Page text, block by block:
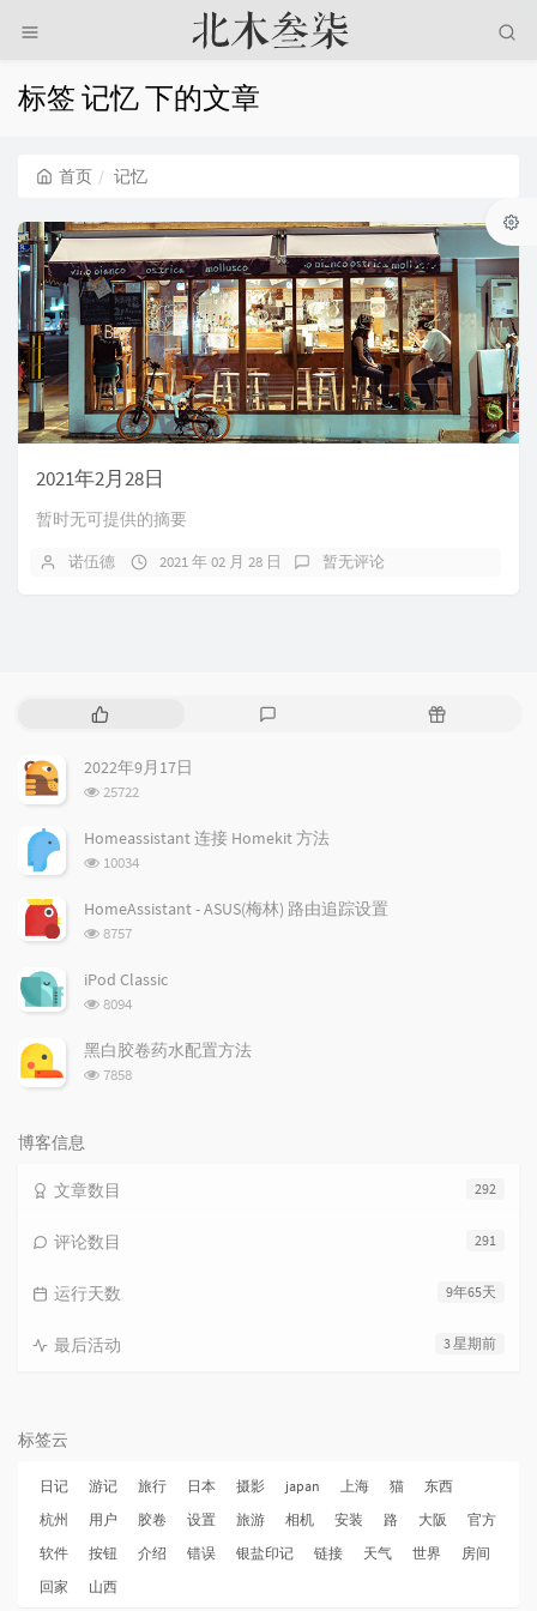
标签 记忆 下的文章
首页 记忆
2021年2月28日
暂时无可提供的摘要
诺伍德 2021 年 02 月 28 日 暂无评论
热
文
章
随
2022年9月17日
浏
次
25722
Homeassistant 连接 Homekit 方法
浏
次
10034
HomeAssistant - ASUS(梅林) 路由追踪设置
浏
次
8757
iPod Classic
浏
次
数:
8094
黑白胶卷药水配置方法
浏
7858
博客信息
292
文章数目
291
评论数目
9年65天
运行天数
3 星期前
最后活动
标签云
日记 游记 旅行 日本 摄影 japan 上海 猫
东西
杭州
用户 胶卷 设置 旅游 相机 安装 路 大阪
官方
软件
按钮 介绍 错误 银盐印记 链接 天气 世界
房间
回家
山西